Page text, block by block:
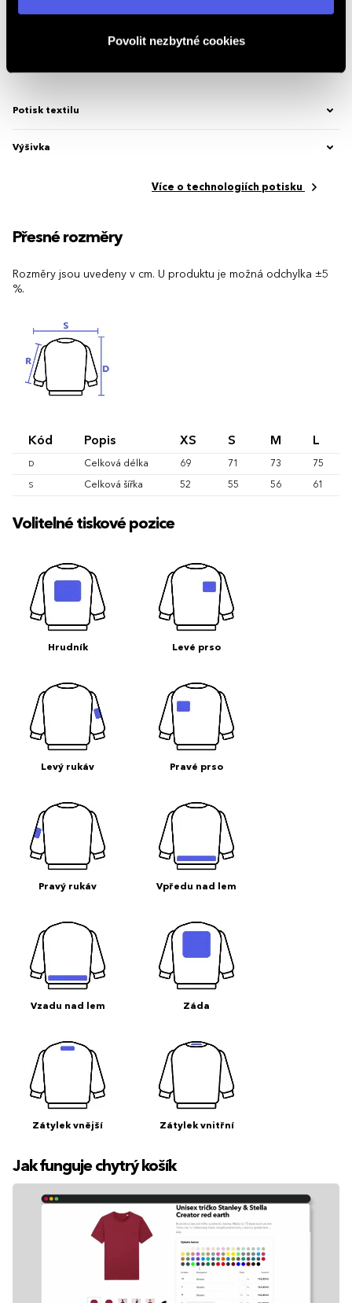
Povolit nezbytné cookies
Potisk textilu
Výšivka
Více o technologiích potisku
Přesné rozměry
Rozměry jsou uvedeny v cm. U produktu je možná odchylka ±5
%.
Kód Popis XS S M L
D Celková délka 69 71 73 75
S Celková šířka 52 55 56 61
Volitelné tiskové pozice
Hrudník Levé prso
Levý rukáv Pravé prso
Pravý rukáv Vpředu nad lem
Vzadu nad lem Záda
Zátylek vnější Zátylek vnitřní
Jak funguje chytrý košík